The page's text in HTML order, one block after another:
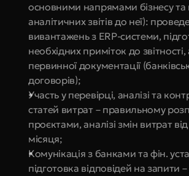
основними напрямами бізнесу та
аналітичних звітів до неї):
вивантажень з ERP-системи,
необхідних приміток до звітності,
первинної документації
договорів);
Участь у перевірці, аналізі та
статей витрат – правильному
проєктами, аналізі змін витрат
місяця;
Комунікація з банками та фін.
підготовка відповідей на запити